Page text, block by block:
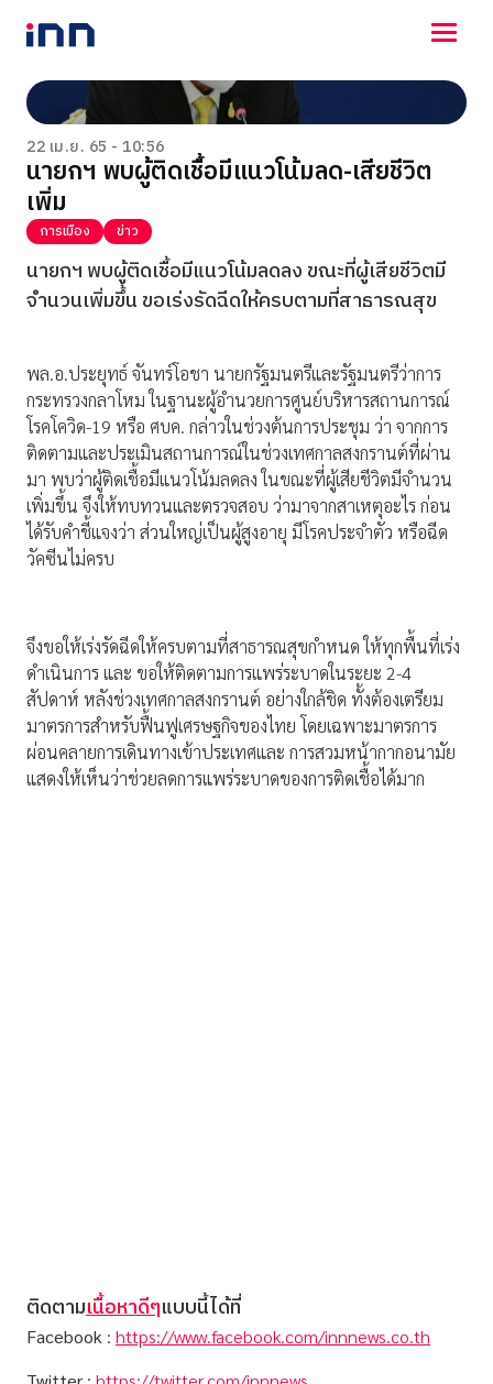
NEWS
ENTERTAINMENT
LIFESTYLE
HOROSCOPE
LOTTERY
VIDEO
ร่วมด้วยช่วยกัน
22 เม.ย. 65 - 10:56
นายกฯ พบผู้ติดเชื้อมีแนวโน้มลด-เสียชีวิต
เพิ่ม
การเมือง ข่าว
นายกฯ พบผู้ติดเชื้อมีแนวโน้มลดลง ขณะที่ผู้เสียชีวิตมี
จำนวนเพิ่มขึ้น ขอเร่งรัดฉีดให้ครบตามที่สาธารณสุข
พล.อ.ประยุทธ์ จันทร์โอชา นายกรัฐมนตรีและรัฐมนตรีว่าการ
กระทรวงกลาโหม ในฐานะผู้อำนวยการศูนย์บริหารสถานการณ์
โรคโควิด-19 หรือ ศบค. กล่าวในช่วงต้นการประชุม ว่า จากการ
ติดตามและประเมินสถานการณ์ในช่วงเทศกาลสงกรานต์ที่ผ่าน
มา พบว่าผู้ติดเชื้อมีแนวโน้มลดลง ในขณะที่ผู้เสียชีวิตมีจำนวน
เพิ่มขึ้น จึงให้ทบทวนและตรวจสอบ ว่ามาจากสาเหตุอะไร ก่อน
ได้รับคำชี้แจงว่า ส่วนใหญ่เป็นผู้สูงอายุ มีโรคประจำตัว หรือฉีด
วัคซีนไม่ครบ
จึงขอให้เร่งรัดฉีดให้ครบตามที่สาธารณสุขกำหนด ให้ทุกพื้นที่เร่ง
ดำเนินการ และ ขอให้ติดตามการแพร่ระบาดในระยะ 2-4
สัปดาห์ หลังช่วงเทศกาลสงกรานต์ อย่างใกล้ชิด ทั้งต้องเตรียม
มาตรการสำหรับฟื้นฟูเศรษฐกิจของไทย โดยเฉพาะมาตรการ
ผ่อนคลายการเดินทางเข้าประเทศและ การสวมหน้ากากอนามัย
แสดงให้เห็นว่าช่วยลดการแพร่ระบาดของการติดเชื้อได้มาก
ติดตามเนื้อหาดีๆแบบนี้ได้ที่
Facebook : https://www.facebook.com/innnews.co.th